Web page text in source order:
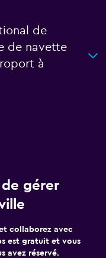
de
de navette
à
gérer
collaborez avec
est gratuit et vous
avez réservé.